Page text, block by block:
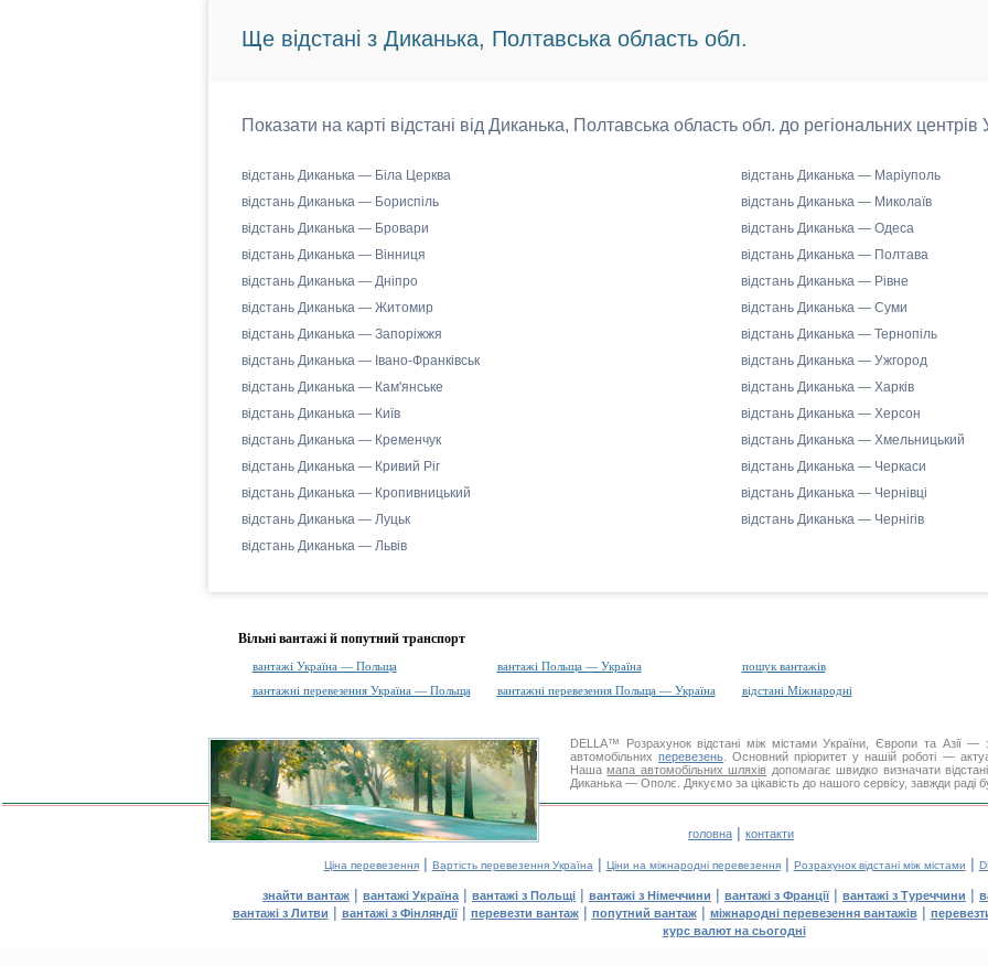
Ще відстані з Диканька, Полтавська область обл.
Показати на карті відстані від Диканька, Полтавська область обл. до регіональних центрів
відстань Диканька — Біла Церква
відстань Диканька — Бориспіль
відстань Диканька — Бровари
відстань Диканька — Вінниця
відстань Диканька — Дніпро
відстань Диканька — Житомир
відстань Диканька — Запоріжжя
відстань Диканька — Івано-Франківськ
відстань Диканька — Кам'янське
відстань Диканька — Київ
відстань Диканька — Кременчук
відстань Диканька — Кривий Ріг
відстань Диканька — Кропивницький
відстань Диканька — Луцьк
відстань Диканька — Львів
відстань Диканька — Маріуполь
відстань Диканька — Миколаїв
відстань Диканька — Одеса
відстань Диканька — Полтава
відстань Диканька — Рівне
відстань Диканька — Суми
відстань Диканька — Тернопіль
відстань Диканька — Ужгород
відстань Диканька — Харків
відстань Диканька — Херсон
відстань Диканька — Хмельницький
відстань Диканька — Черкаси
відстань Диканька — Чернівці
відстань Диканька — Чернігів
Вільні вантажі й попутний транспорт
вантажі Україна — Польща вантажі Польща — Україна
пошук вантажів
вантажні перевезення Україна — Польща
вантажні перевезення Польща — Україна відстані Міжнародні
DELLA™ Розрахунок відстані між містами України, Європи та Азії —
автомобільнихперевезень . Основний пріоритет у нашій роботі —
Нашамапа автомобільних шляхів допомагає швидко визначати
Диканька — Ополє. Дякуємо за цікавість до нашого сервісу, завжди раді
головна | контакти
Ціна перевезення| Вартість перевезення Україна | Ціни на міжнародні перевезення| Розрахунок відстані між містами |
знайти вантаж | вантажі Україна | вантажі з Польщі | вантажі з Німеччини | вантажі з Франції| вантажі з Туреччини |
вантажі з Литви | вантажі з Фінляндії| перевезти вантаж| попутний вантаж| міжнародні перевезення вантажів|
курс валют на сьогодні